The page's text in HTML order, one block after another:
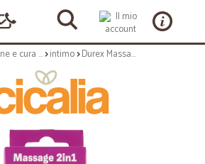
Igiene e cura personale intimo Durex Massage 2in1 Aloe Vera Lenitivo 200 ml